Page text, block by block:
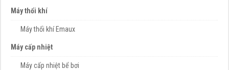
Máy thổi khí
Máy thổi khí Emaux
Máy cấp nhiệt
Máy cấp nhiệt bể bơi